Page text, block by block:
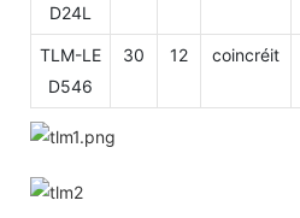
D24L
TLM-LE
D546
30 12 coincréit